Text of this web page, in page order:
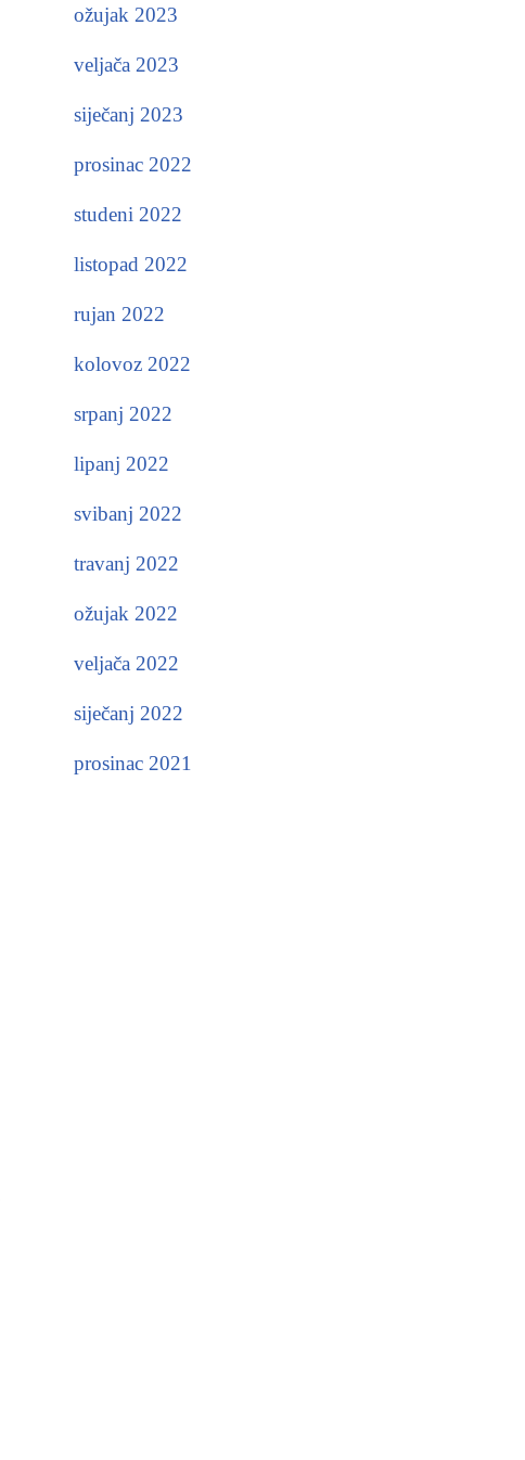
ožujak 2023
veljača 2023
siječanj 2023
prosinac 2022
studeni 2022
listopad 2022
rujan 2022
kolovoz 2022
srpanj 2022
lipanj 2022
svibanj 2022
travanj 2022
ožujak 2022
veljača 2022
siječanj 2022
prosinac 2021